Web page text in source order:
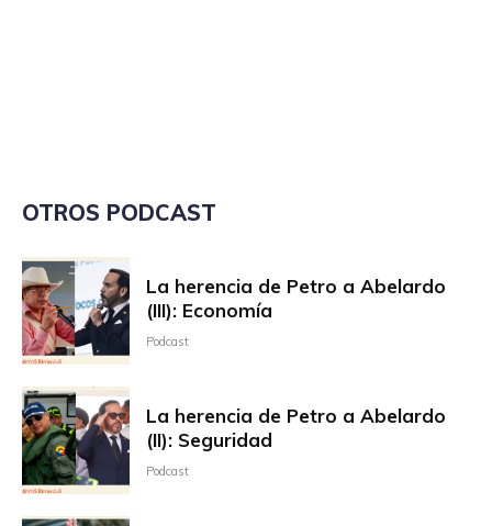
OTROS PODCAST
La herencia de Petro a Abelardo
(III): Economía
Podcast
La herencia de Petro a Abelardo
(II): Seguridad
Podcast